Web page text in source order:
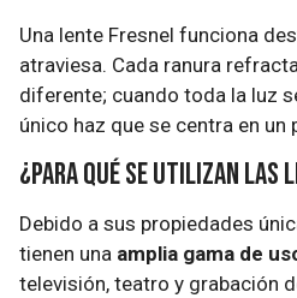
Una lente Fresnel funciona
atraviesa. Cada ranura
diferente; cuando toda la luz
único haz que se centra en un
¿Para qué se utilizan las
Debido a sus propiedades
tienen una amplia gama de
televisión, teatro y grabación